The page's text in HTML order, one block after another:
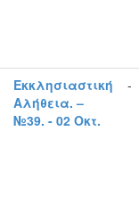
Εκκλησιαστική
Αλήθεια. –
№39. - 02 Οκτ.
-